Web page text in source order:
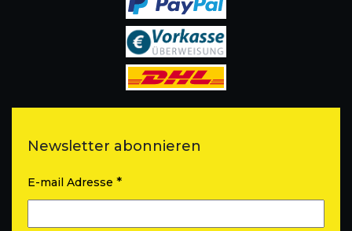
Newsletter abonnieren
E-mail Adresse *